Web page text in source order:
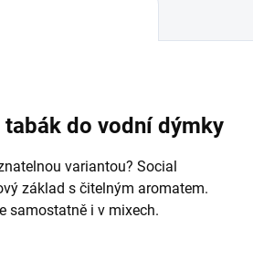
do vodní dýmky
variantou? Social
základ s čitelným aromatem.
samostatně i v mixech.